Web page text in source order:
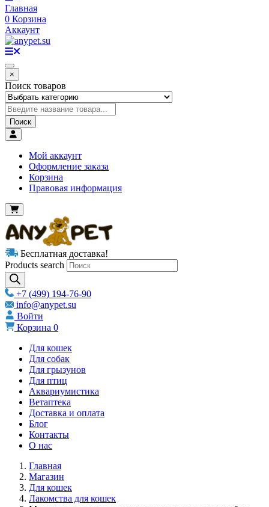
Главная
0 Корзина
Аккаунт
×
Поиск товаров
Поиск
Мой аккаунт
Оформление заказа
Корзина
Правовая информация
Бесплатная доставка!
Products search
+7 (499) 194-76-90
info@anypet.su
Войти
Корзина 0
Для кошек
Для собак
Для грызунов
Для птиц
Аквариумистика
Ветаптека
Доставка и оплата
Блог
Контакты
О нас
Главная
Магазин
Для кошек
Лакомства для кошек